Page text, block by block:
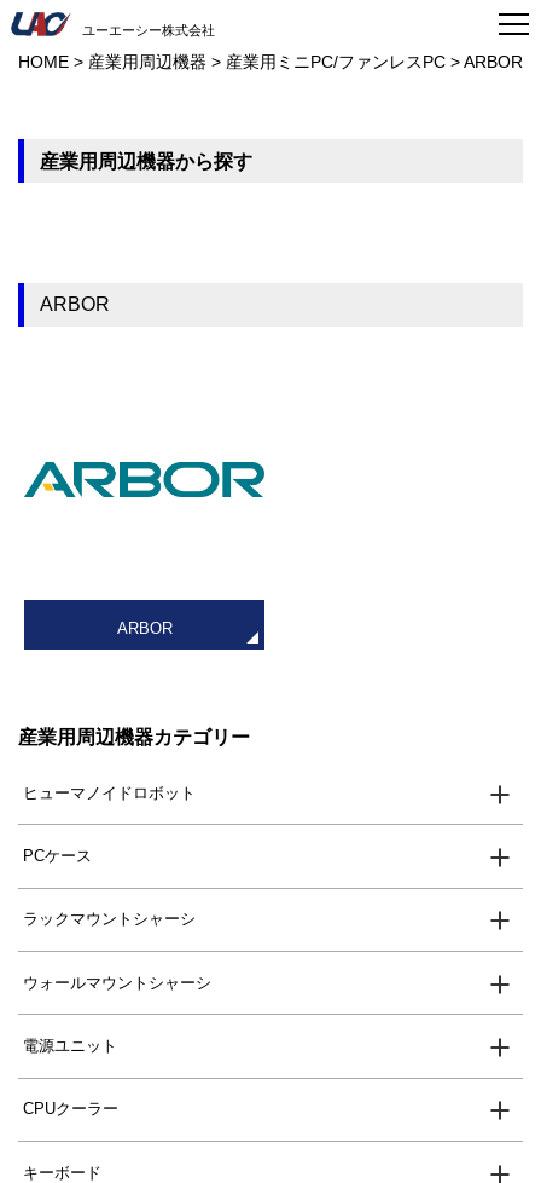
ユーエーシー株式会社
HOME > 産業用周辺機器 > 産業用ミニPC/ファンレスPC >ARBOR
産業用周辺機器から探す
産業用周辺機器カテゴリー
ヒューマノイドロボット
PCケース
ラックマウントシャーシ
ウォールマウントシャーシ
電源ユニット
CPUクーラー
キーボード
ARBOR
ARBOR